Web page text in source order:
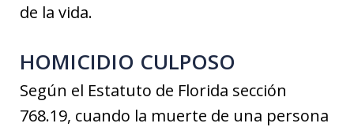
de la vida.
HOMICIDIO CULPOSO
Según el Estatuto de Florida sección
768.19, cuando la muerte de una persona